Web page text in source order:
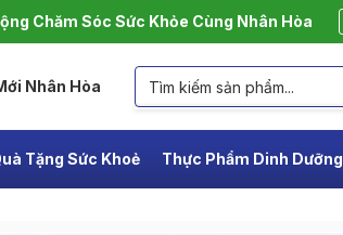
Chăm Sóc Sức Khỏe Cùng Nhân Hòa
Nhân Hòa
Tặng Sức Khoẻ Thực Phẩm Dinh Dưỡng